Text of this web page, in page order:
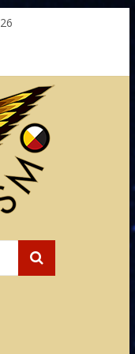
do Espírito Ancestral
– Crescimento